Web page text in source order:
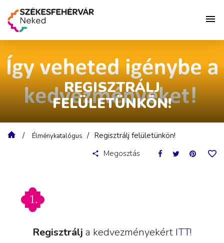
REGISZTRÁLJ
FELÜLETÜNKÖN!
Élménykatalógus
Regisztrálj felületünkön!
Megosztás
Regisztrálj a kedvezményekért ITT!